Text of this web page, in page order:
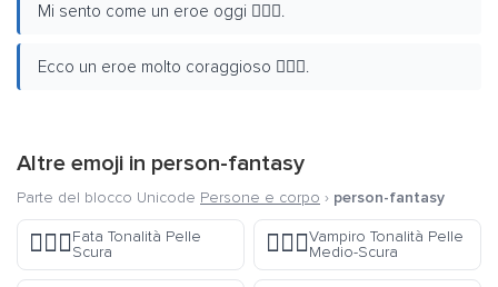
Mi sento come un eroe oggi 🦸🏼‍♂️.
Ecco un eroe molto coraggioso 🦸🏼‍♂️.
Altre emoji in person-fantasy
Parte del blocco Unicode Persone e corpo › person-fantasy
🧚🏿‍♀️Fata Tonalità Pelle
Scura
🧛🏾‍♂️Vampiro Tonalità Pelle
Medio-Scura